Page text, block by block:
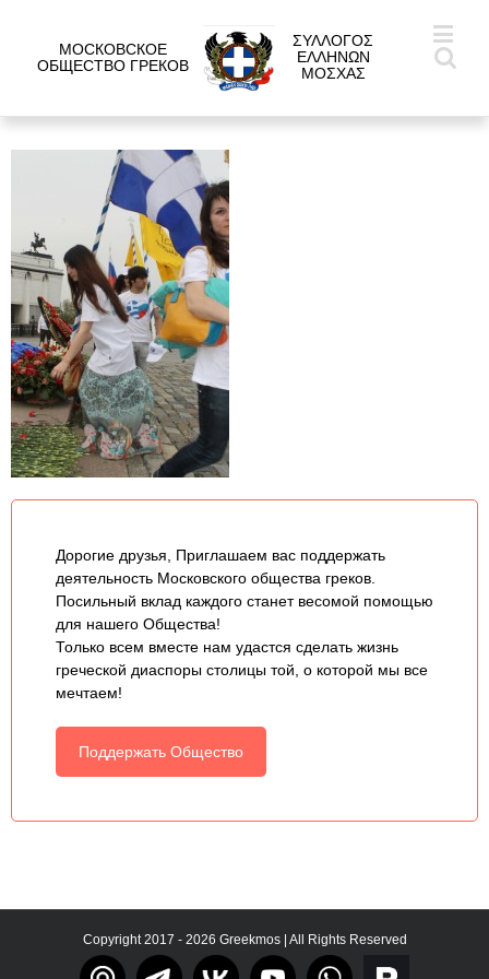
МОСКОВСКОЕ
ОБЩЕСТВО ГРЕКОВ
ΣΥΛΛΟΓΟΣ
ΕΛΛΗΝΩΝ
ΜΟΣΧΑΣ
Дорогие друзья, Приглашаем вас поддержать
деятельность Московского общества греков.
Посильный вклад каждого станет весомой помощью
для нашего Общества!
Только всем вместе нам удастся сделать жизнь
греческой диаспоры столицы той, о которой мы все
мечтаем!
Поддержать Общество
Copyright 2017 - 2026 Greekmos | All Rights Reserved
Тelegram rutube